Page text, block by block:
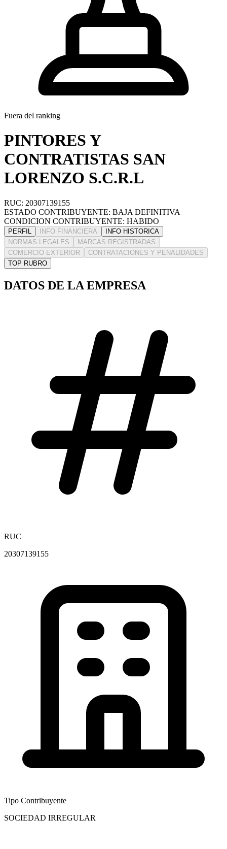
Fuera del ranking
PINTORES Y
CONTRATISTAS SAN
LORENZO S.C.R.L
RUC: 20307139155
ESTADO CONTRIBUYENTE: BAJA DEFINITIVA
CONDICION CONTRIBUYENTE: HABIDO
PERFIL INFO FINANCIERA
INFO HISTORICA
NORMAS LEGALES
MARCAS REGISTRADAS
COMERCIO EXTERIOR
CONTRATACIONES Y PENALIDADES
TOP RUBRO
DATOS DE LA EMPRESA
RUC
20307139155
Tipo Contribuyente
SOCIEDAD IRREGULAR